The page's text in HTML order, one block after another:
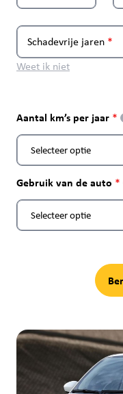
Schadevrije jaren
Weet ik niet
Aantal km’s per jaar
Gebruik van de auto